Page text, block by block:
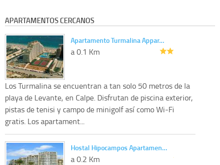
APARTAMENTOS CERCANOS
Apartamento Turmalina Appar…
a 0.1 Km
Los Turmalina se encuentran a tan solo 50 metros de la
playa de Levante, en Calpe. Disfrutan de piscina exterior,
pistas de tenisi y campo de minigolf así como Wi-Fi
gratis. Los apartament...
Hostal Hipocampos Apartamen…
a 0.2 Km